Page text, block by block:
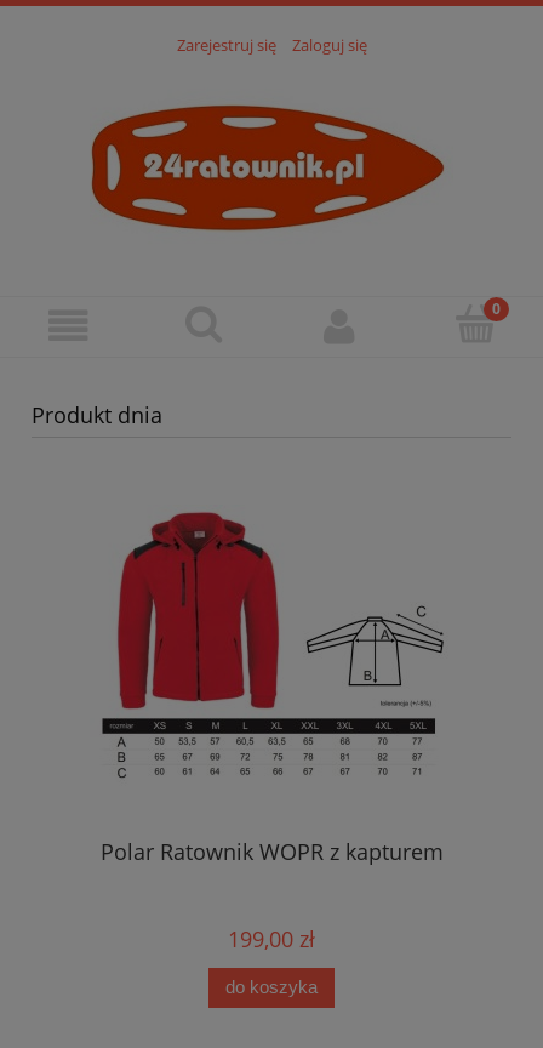
Zarejestruj się Zaloguj się
Produkt dnia
Polar Ratownik WOPR z kapturem
199,00 zł
do koszyka